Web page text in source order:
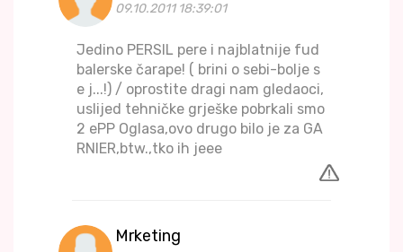
09.10.2011 18:39:01
Jedino PERSIL pere i najblatnije fud
balerske čarape! ( brini o sebi-bolje s
e j...!) / oprostite dragi nam gledaoci,
uslijed tehničke grješke pobrkali smo
2 ePP Oglasa,ovo drugo bilo je za GA
RNIER,btw.,tko ih jeee
Mrketing